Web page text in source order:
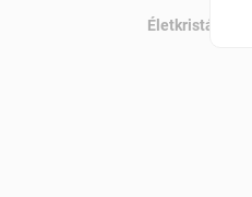
Életkristály